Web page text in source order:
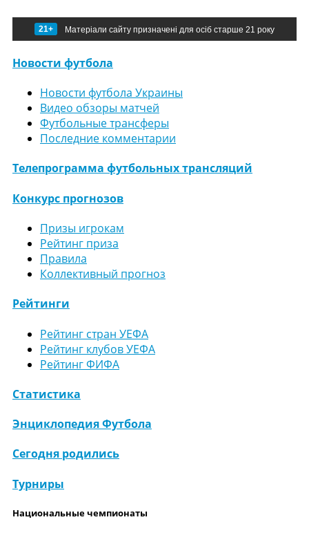
21+ Матеріали сайту призначені для осіб старше 21 року
Новости футбола
Новости футбола Украины
Видео обзоры матчей
Футбольные трансферы
Последние комментарии
Телепрограмма футбольных трансляций
Конкурс прогнозов
Призы игрокам
Рейтинг приза
Правила
Коллективный прогноз
Рейтинги
Рейтинг стран УЕФА
Рейтинг клубов УЕФА
Рейтинг ФИФА
Статистика
Энциклопедия Футбола
Сегодня родились
Турниры
Национальные чемпионаты